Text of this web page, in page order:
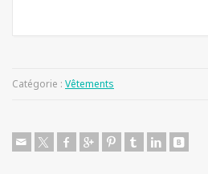
Catégorie : Vêtements